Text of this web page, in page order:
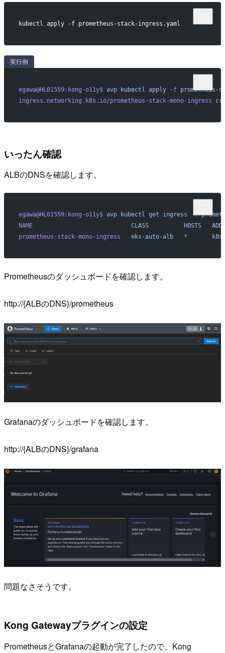
kubectl apply -f prometheus-stack-ingress.yaml
実行例
egawa@HL01559:kong-o11y$ avp kubectl apply -f prometheus-
ingress.networking.k8s.io/prometheus-stack-mono-ingress
いったん確認
ALBのDNSを確認します。
egawa@HL01559:kong-o11y$ avp kubectl get ingress -n
NAME
                            CLASS
          HOSTS
prometheus-stack-mono-ingress
   eks-auto-alb
   *
Prometheusのダッシュボードを確認します。
http://{ALBのDNS}/prometheus
Grafanaのダッシュボードを確認します。
http://{ALBのDNS}/grafana
問題なさそうです。
Kong Gatewayプラグインの設定
PrometheusとGrafanaの起動が完了したので、Kong